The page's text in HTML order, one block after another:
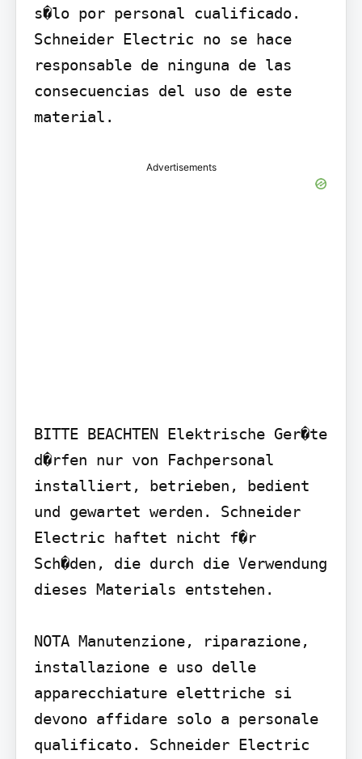
s�lo por personal cualificado.
Schneider Electric no se hace
responsable de ninguna de las
consecuencias del uso de este
material.
Advertisements
BITTE BEACHTEN Elektrische Ger�te
d�rfen nur von Fachpersonal
installiert, betrieben, bedient
und gewartet werden. Schneider
Electric haftet nicht f�r
Sch�den, die durch die Verwendung
dieses Materials entstehen.
NOTA Manutenzione, riparazione,
installazione e uso delle
apparecchiature elettriche si
devono affidare solo a personale
qualificato. Schneider Electric